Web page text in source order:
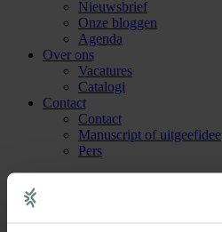
Nieuwsbrief
Onze bloggen
Agenda
Over ons
Vacatures
Catalogi
Contact
Contact
Manuscript of uitgeefidee
Pers
Home